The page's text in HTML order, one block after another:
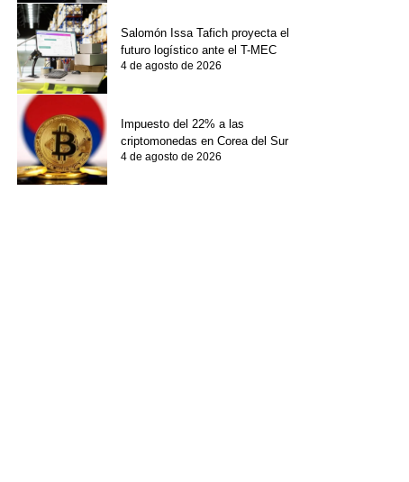
Salomón Issa Tafich proyecta el
futuro logístico ante el T-MEC
4 de agosto de 2026
Impuesto del 22% a las
criptomonedas en Corea del Sur
4 de agosto de 2026